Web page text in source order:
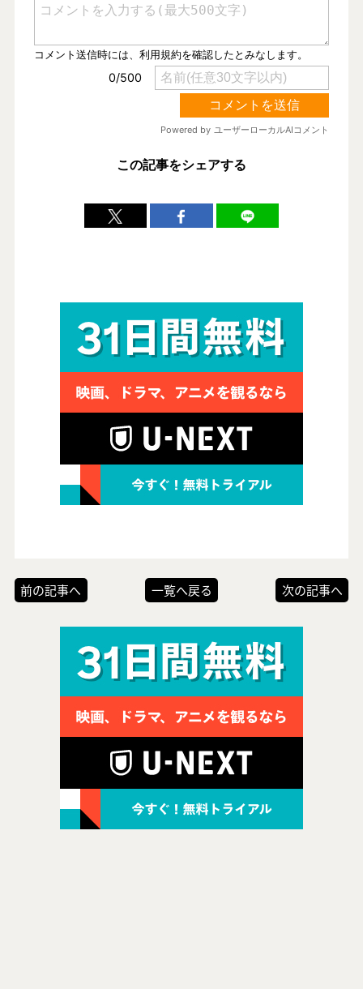
この記事をシェアする
前の記事へ 一覧へ戻る 次の記事へ